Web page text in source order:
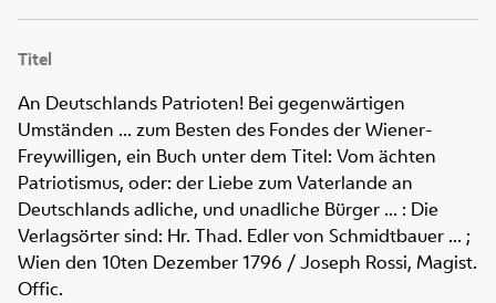
Titel
An Deutschlands Patrioten! Bei gegenwärtigen
Umständen ... zum Besten des Fondes der Wiener-
Freywilligen, ein Buch unter dem Titel: Vom ächten
Patriotismus, oder: der Liebe zum Vaterlande an
Deutschlands adliche, und unadliche Bürger ... : Die
Verlagsörter sind: Hr. Thad. Edler von Schmidtbauer ... ;
Wien den 10ten Dezember 1796 / Joseph Rossi, Magist.
Offic.